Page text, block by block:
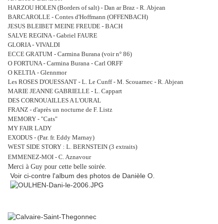
HARZOU HOLEN (Borders of salt) - Dan ar Braz - R. Abjean
BARCAROLLE - Contes d'Hoffmann (OFFENBACH)
JESUS BLEIBET MEINE FREUDE - BACH
SALVE REGINA - Gabriel FAURE
GLORIA - VIVALDI
ECCE GRATUM - Carmina Burana (voir n° 86)
O FORTUNA - Carmina Burana - Carl ORFF
O KELTIA - Glennmor
Les ROSES D'OUESSANT - L. Le Cunff - M. Scouarnec - R. Abjean
MARIE JEANNE GABRIELLE - L. Cappart
DES CORNOUAILLES A L'OURAL
FRANZ - d'après un nocturne de F. Listz
MEMORY - "Cats"
MY FAIR LADY
EXODUS - (Par. fr. Eddy Marnay)
WEST SIDE STORY : L. BERNSTEIN (3 extraits)
EMMENEZ-MOI - C. Aznavour
Merci à Guy pour cette belle soirée.
Voir ci-contre l'album des photos de Danièle O.